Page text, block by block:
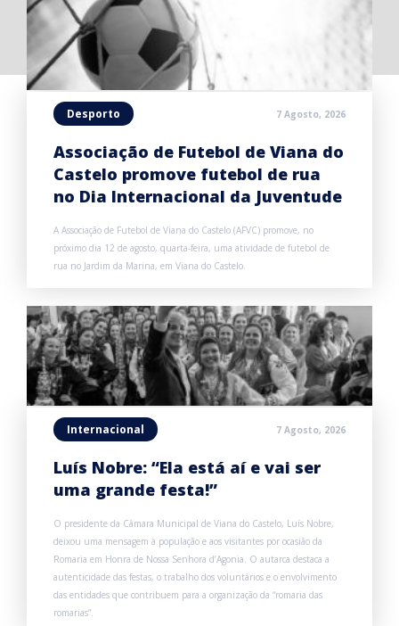
Desporto 7 Agosto, 2026
Associação de Futebol de Viana do
Castelo promove futebol de rua
no Dia Internacional da Juventude
A Associação de Futebol de Viana do Castelo (AFVC) promove, no
próximo dia 12 de agosto, quarta-feira, uma atividade de futebol de
rua no Jardim da Marina, em Viana do Castelo.
Internacional 7 Agosto, 2026
Luís Nobre: “Ela está aí e vai ser
uma grande festa!”
O presidente da Câmara Municipal de Viana do Castelo, Luís Nobre,
deixou uma mensagem à população e aos visitantes por ocasião da
Romaria em Honra de Nossa Senhora d’Agonia. O autarca destaca a
autenticidade das festas, o trabalho dos voluntários e o envolvimento
das entidades que contribuem para a organização da “romaria das
romarias”.